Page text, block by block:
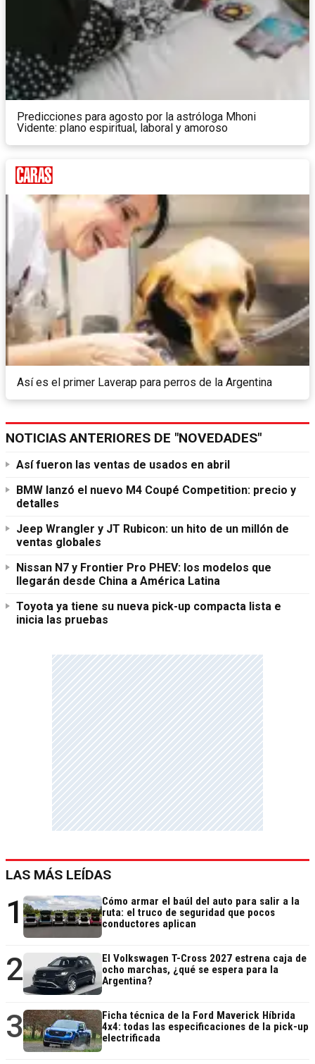
Predicciones para agosto por la astróloga Mhoni
Vidente: plano espiritual, laboral y amoroso
Así es el primer Laverap para perros de la Argentina
NOTICIAS ANTERIORES DE "NOVEDADES"
Así fueron las ventas de usados en abril
BMW lanzó el nuevo M4 Coupé Competition: precio y
detalles
Jeep Wrangler y JT Rubicon: un hito de un millón de
ventas globales
Nissan N7 y Frontier Pro PHEV: los modelos que
llegarán desde China a América Latina
Toyota ya tiene su nueva pick-up compacta lista e
inicia las pruebas
LAS MÁS LEÍDAS
1
Cómo armar el baúl del auto para salir a la
ruta: el truco de seguridad que pocos
conductores aplican
2
El Volkswagen T-Cross 2027 estrena caja de
ocho marchas, ¿qué se espera para la
Argentina?
3
Ficha técnica de la Ford Maverick Híbrida
4x4: todas las especificaciones de la pick-up
electrificada